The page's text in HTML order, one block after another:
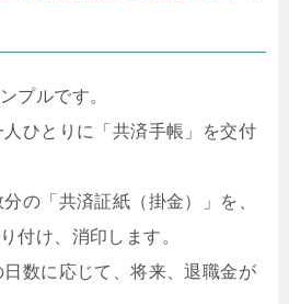
プルです。
ひとりに「共済手帳」を交付
の「共済証紙（掛金）」を、
付け、消印します。
数に応じて、将来、退職金が